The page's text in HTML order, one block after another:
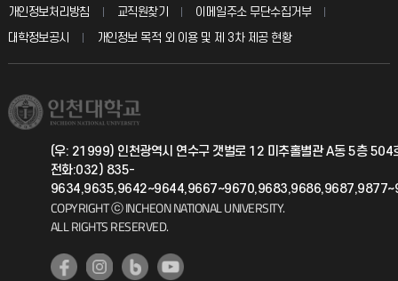
입학안내
취업정보(학생)
칭찬마당
학생서비스 지킴이
총동문회
교육혁신본부
국제지원과
공자아카데미
기초교육원
공학교육혁신센터
개인정보처리방침 교직원찾기
이메일주소 무단수집거부
대학정보공시
개인정보 목적 외 이용 및 제 3차 제공 현황
(우: 21999) 인천광역시 연수구 갯벌로 12 미추홀별관 A동 5층 504
전화:032) 835-
COPYRIGHT ⓒ INCHEON NATIONAL UNIVERSITY.
ALL RIGHTS RESERVED.